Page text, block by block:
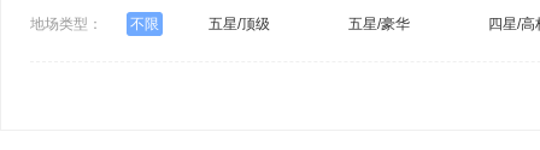
地场类型： 不限 五星/顶级 五星/豪华 四星/高